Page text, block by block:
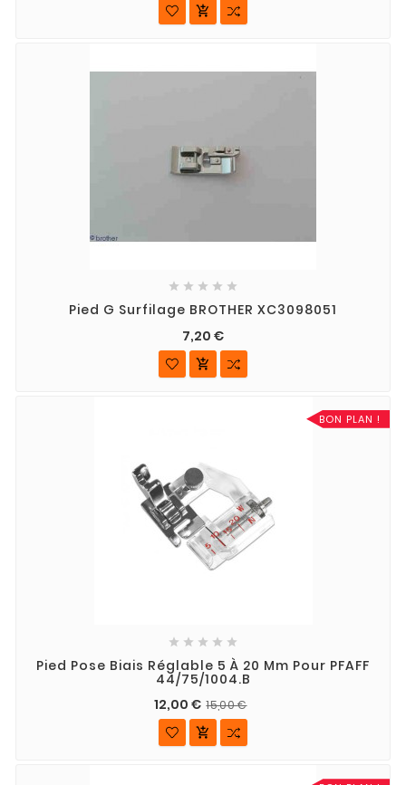

    
Pied G Surfilage BROTHER XC3098051
7,20 €

BON PLAN !
    
Pied Pose Biais Réglable 5 À 20 Mm Pour PFAFF
44/75/1004.B
12,00 € 15,00 €
